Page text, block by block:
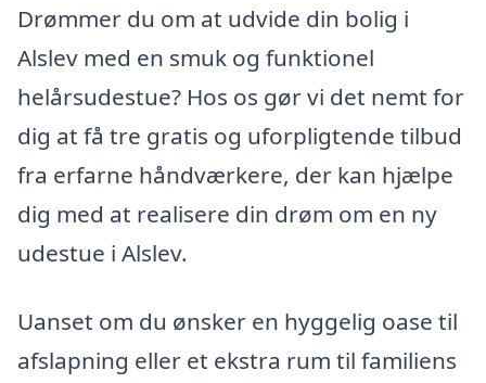
Drømmer du om at udvide din bolig i
Alslev med en smuk og funktionel
helårsudestue? Hos os gør vi det nemt for
dig at få tre gratis og uforpligtende tilbud
fra erfarne håndværkere, der kan hjælpe
dig med at realisere din drøm om en ny
udestue i Alslev.
Uanset om du ønsker en hyggelig oase til
afslapning eller et ekstra rum til familiens